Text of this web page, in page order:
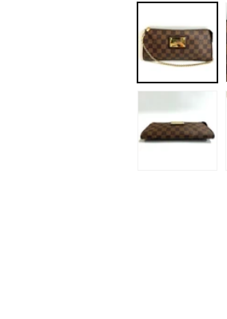
ー
ル
で
メ
デ
ィ
を